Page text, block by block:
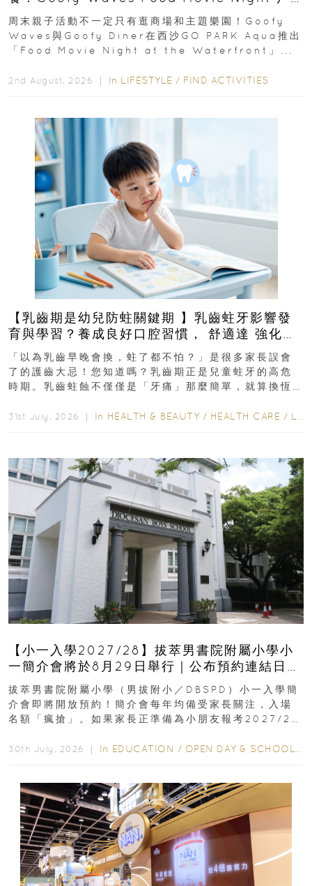
外影院逢週末登場
周末親子活動不一定只有逛商場和主題樂園！Goofy
Waves與Goofy Diner在西沙GO PARK Aqua推出
「Food Movie Night at the Waterfront」...
2nd August, 2026 ｜ In LIFESTYLE / FIND ACTIVITIES
【乳齒期是幼兒防蛀關鍵期 】乳齒蛀牙影響發
育與學習？養成良好口腔習慣， 舒適達 強化琺
瑯質 兒童牙膏防護指南
「以為乳齒早晚會換，蛀了都不怕？」是很多家長誤會
了的護齒大忌！您知道嗎？乳齒期正是兒童蛀牙的高危
時期。乳齒蛀蝕不僅僅是「牙痛」那麼簡單，就算換恆
31st July, 2026 ｜ In HEALTH & BEAUTY / HEALTH CARE / LIFESTYLE
【小一入學2027/28】拔萃男書院附屬小學小
一簡介會將於8月29日舉行｜公布預約連結日期
｜更設有網上重溫
拔萃男書院附屬小學（男拔附小／DBSPD）小一入學簡
介會即將開放預約！簡介會每年均備受家長關注，入場
名額「瘋搶」。如果家長正準備為小朋友報考2027/28
30th July, 2026 ｜ In EDUCATION / OPEN DAY & SCHOOL EVENTS